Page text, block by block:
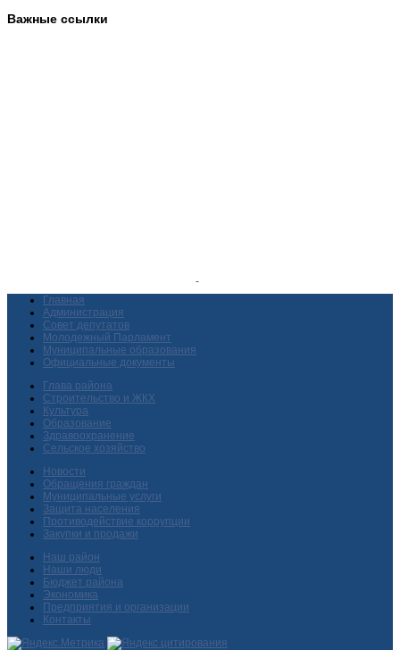
Важные ссылки
Главная
Администрация
Совет депутатов
Молодежный Парламент
Муниципальные образования
Официальные документы
Глава района
Строительство и ЖКХ
Культура
Образование
Здравоохранение
Сельское хозяйство
Новости
Обращения граждан
Муниципальные услуги
Защита населения
Противодействие коррупции
Закупки и продажи
Наш район
Наши люди
Бюджет района
Экономика
Предприятия и организации
Контакты